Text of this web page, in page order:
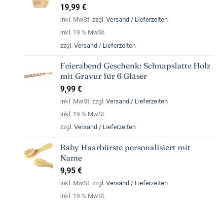
19,99 €
inkl. MwSt. zzgl. Versand / Lieferzeiten
inkl. 19 % MwSt.
zzgl. Versand / Lieferzeiten
Feierabend Geschenk: Schnapslatte Holz
mit Gravur für 6 Gläser
9,99 €
inkl. MwSt. zzgl. Versand / Lieferzeiten
inkl. 19 % MwSt.
zzgl. Versand / Lieferzeiten
Baby Haarbürste personalisiert mit
Name
9,95 €
inkl. MwSt. zzgl. Versand / Lieferzeiten
inkl. 19 % MwSt.